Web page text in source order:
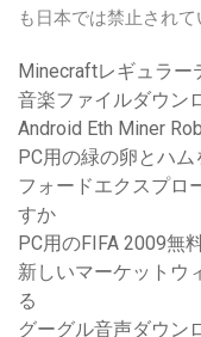
も日本では禁止され
Minecraftレギュラー
音楽ファイルダウン
Android Eth Miner
PC用の緑の卵とハ
フォードエクスプロ
すか
PC用のFIFA 2009無
新しいマーケットウ
る
グーグル音声ダウン